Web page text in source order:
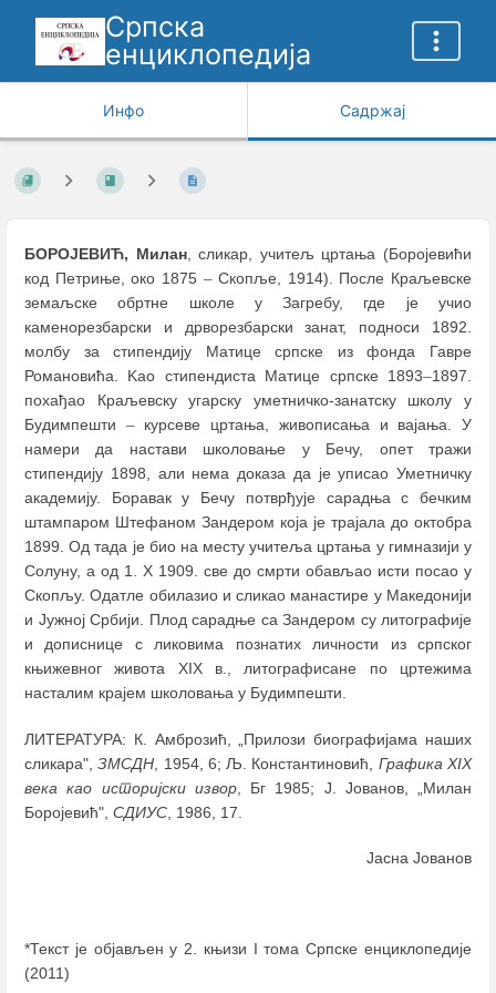
Српска
енциклопедија
Инфо Садржај
БОРОЈЕВИЋ, Милан, сликар, учитељ цртања (Боројевићи
код Петриње, око 1875 –Скопље, 1914). После Краљевске
земаљске обртне школе у Загребу, где је учио
каменорезбарски и дрворезбарски занат, подноси 1892.
молбу за стипендију Матице српске из фонда Гавре
Романовића. Kао стипендиста Матице српске 1893–1897.
похађао Краљевску угарску уметничко-занатску школу у
Будимпешти –курсеве цртања, живописања и вајања. У
намери да настави школовање у Бечу, опет тражи
стипендију 1898, али нема доказа да је уписао Уметничку
академију. Боравак у Бечу потврђује сарадња с бечким
штампаром Штефаном Зандером која је трајала до октобра
1899. Од тада је био на месту учитеља цртања у гимназији у
Солуну, а од 1. X 1909. све до смрти обављао исти посао у
Скопљу. Одатле обилазио и сликао манастире у Македонији
и Јужној Србији. Плод сарадње са Зандером су литографије
и дописнице с ликовима познатих личности из српског
књижевног живота XIX в., литографисане по цртежима
насталим крајем школовања у Будимпешти.
ЛИТЕРАТУРА: К. Амброзић, „Прилози биографијама наших
сликара",ЗМСДН , 1954, 6; Љ. Константиновић, Графика XIX
века као историјски извор, Бг 1985; Ј. Јованов, „Милан
Боројевић", СДИУС , 1986, 17.
Јасна Јованов
*Текст је објављен у 2. књизи I тома Српске енциклопедије
(2011)